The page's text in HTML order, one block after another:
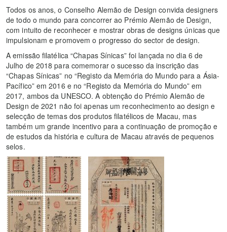
Todos os anos, o Conselho Alemão de Design convida designers
de todo o mundo para concorrer ao Prémio Alemão de Design,
com intuito de reconhecer e mostrar obras de designs únicas que
impulsionam e promovem o progresso do sector de design.
A emissão filatélica “Chapas Sínicas” foi lançada no dia 6 de
Julho de 2018 para comemorar o sucesso da inscrição das
“Chapas Sínicas” no “Registo da Memória do Mundo para a Ásia-
Pacífico” em 2016 e no “Registo da Memória do Mundo” em
2017, ambos da UNESCO. A obtenção do Prémio Alemão de
Design de 2021 não foi apenas um reconhecimento ao design e
selecção de temas dos produtos filatélicos de Macau, mas
também um grande incentivo para a continuação de promoção e
de estudos da história e cultura de Macau através de pequenos
selos.